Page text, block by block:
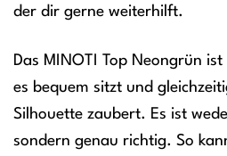
der dir gerne weiterhilft.
Das MINOTI Top Neongrün
es bequem sitzt und
Silhouette zaubert. Es ist
sondern genau richtig. So